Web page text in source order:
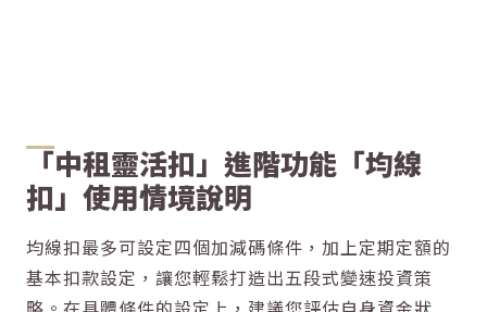
「中租靈活扣」進階功能「均線
扣」使用情境說明
均線扣最多可設定四個加減碼條件，加上定期定額的
基本扣款設定，讓您輕鬆打造出五段式變速投資策